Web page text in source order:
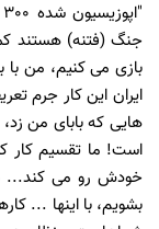
جنگ (فتنه) هستند
بازی می کنیم، من
ایران این کار جرم
هایی که بابای من
است! ما تقسیم کار
خودش رو می کند...
بشویم، با اینها ...